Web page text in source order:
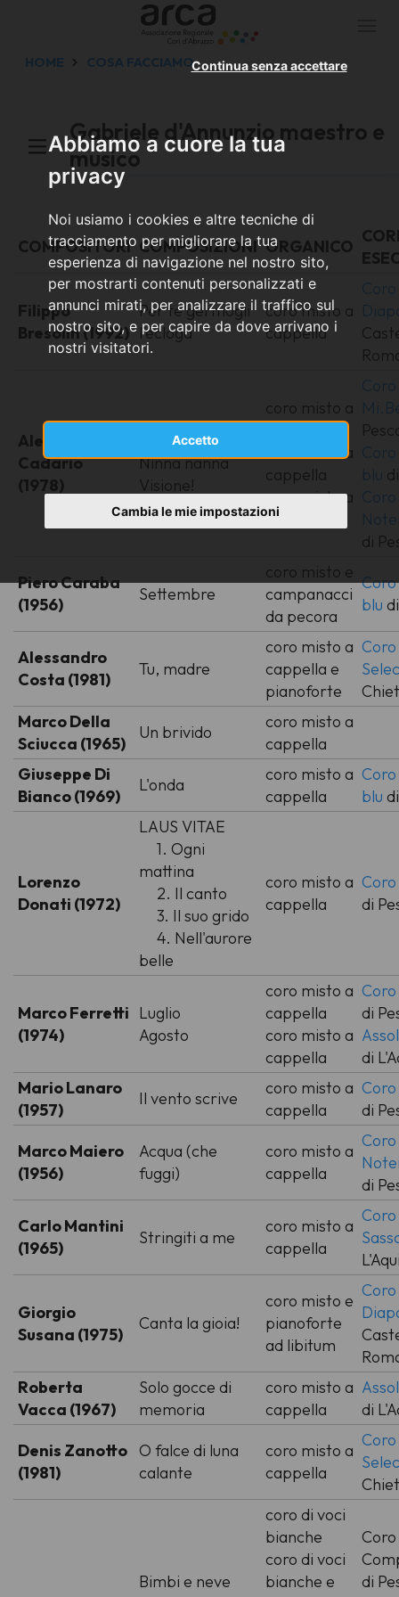
Abbiamo a cuore la tua
privacy
Noi usiamo i cookies e altre tecniche di
tracciamento per migliorare la tua
esperienza di navigazione nel nostro sito,
per mostrarti contenuti personalizzati e
annunci mirati, per analizzare il traffico sul
nostro sito, e per capire da dove arrivano i
nostri visitatori.
Accetto
Continua senza accettare
Cambia le mie impostazioni
HOME COSA FACCIAMO
Gabriele d'Annunzio maestro e
musico
COMPOSITORI COMPOSIZIONI ORGANICO
Filippo
Bresolin (1992)
Per te germogli
l'ecloga
coro misto a
cappella
Coro
Alessandro
Cadario
(1978)
'A vucchella
Ninna nanna
Visione!
coro misto a
coro misto a
cappella
coro misto a
cappella
blu
Coro
di
Piero Caraba
(1956)
Settembre
coro misto e
campanacci
da pecora
blu
Alessandro
Costa (1981)
Tu, madre
coro misto a
cappella e
pianoforte
Coro
Marco Della
Sciucca (1965)
Un brivido
coro misto a
cappella
Giuseppe Di
Bianco (1969)
L'onda
coro misto a
cappella
blu
Lorenzo
Donati (1972)
LAUS VITAE
1. Ogni
mattina
2. Il canto
3. Il suo grido
4. Nell'aurore
belle
coro misto a
cappella
di
Marco Ferretti
(1974)
Luglio
Agosto
coro misto a
cappella
coro misto a
cappella
di
di
Mario Lanaro
(1957)
Il vento scrive
coro misto a
cappella
di
Marco Maiero
(1956)
Acqua (che
fuggi)
coro misto a
cappella
Coro
di
Carlo Mantini
(1965)
Stringiti a me
coro misto a
cappella
Giorgio
Susana (1975)
Canta la gioia!
coro misto e
pianoforte
ad libitum
Coro
Roberta
Vacca (1967)
Solo gocce di
memoria
coro misto a
cappella
di
Denis Zanotto
(1981)
O falce di luna
calante
coro misto a
cappella
Coro
Bimbi e neve
coro di voci
bianche
coro di voci
bianche e
di